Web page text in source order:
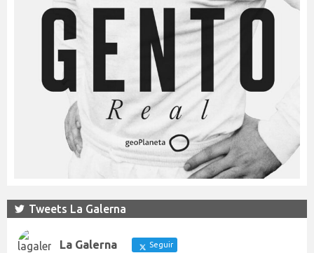
Tweets La Galerna
La Galerna Seguir